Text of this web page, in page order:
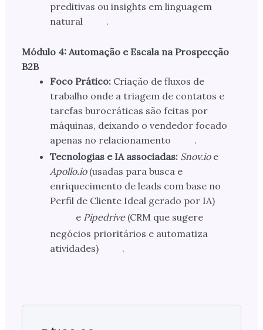
preditivas ou insights em linguagem
natural
.
Módulo 4: Automação e Escala na Prospecção
B2B
Foco Prático:Criação de fluxos de
trabalho onde a triagem de contatos e
tarefas burocráticas são feitas por
máquinas, deixando o vendedor focado
apenas no relacionamento
.
Tecnologias e IA associadas: Snov.ioe
Apollo.io(usadas para busca e
enriquecimento de leads com base no
Perfil de Cliente Ideal gerado por IA)
e Pipedrive(CRM que sugere
negócios prioritários e automatiza
atividades)
.